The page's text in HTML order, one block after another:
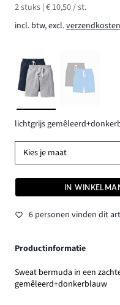
2 stuks | € 10,50 / st.
incl. btw, excl.verzendkosten
lichtgrijs
Kies je maat
IN
6 personen vinden dit
Productinformatie
Sweat bermuda in een
gemêleerd+donkerblauw